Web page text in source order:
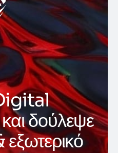
δούλεψε